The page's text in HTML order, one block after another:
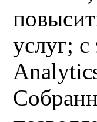
услуг;